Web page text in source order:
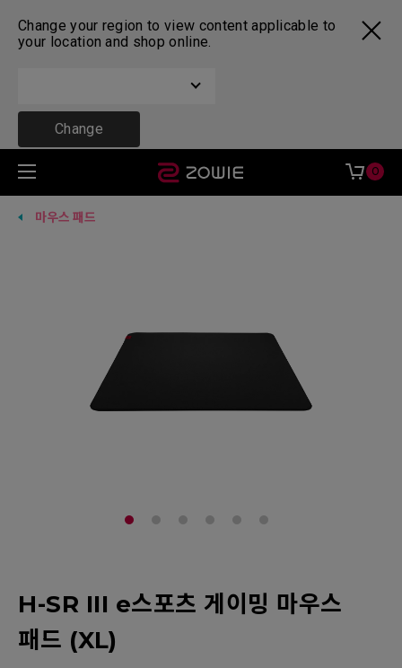
Change your region to view content applicable to
your location and shop online.
Change
0
마우스 패드
H-SR III e스포츠 게이밍 마우스
패드 (XL)